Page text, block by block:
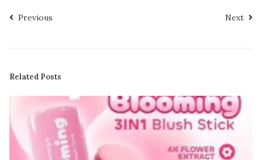
Previous Next
Related Posts